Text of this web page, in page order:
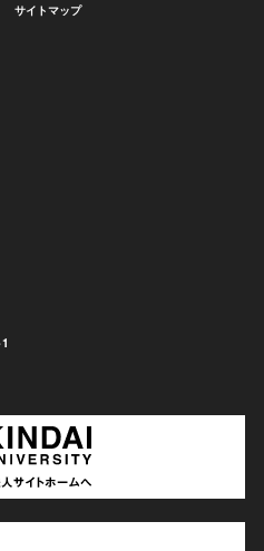
サイトマップ